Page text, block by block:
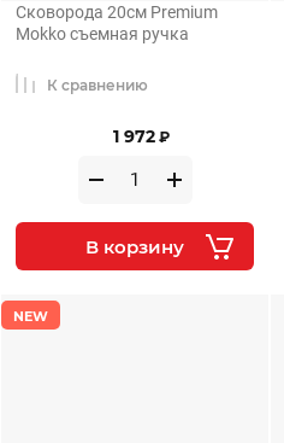
Сковорода 20см Premium
Mokko съемная ручка
1 972 ₽
К сравнению
В корзину
NEW